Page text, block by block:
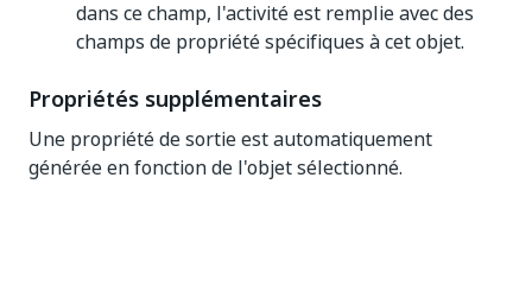
dans ce champ, l'activité est remplie avec des
champs de propriété spécifiques à cet objet.
Propriétés supplémentaires
Une propriété de sortie est automatiquement
générée en fonction de l'objet sélectionné.